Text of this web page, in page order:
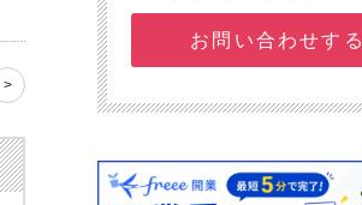
>
お問い合わせする